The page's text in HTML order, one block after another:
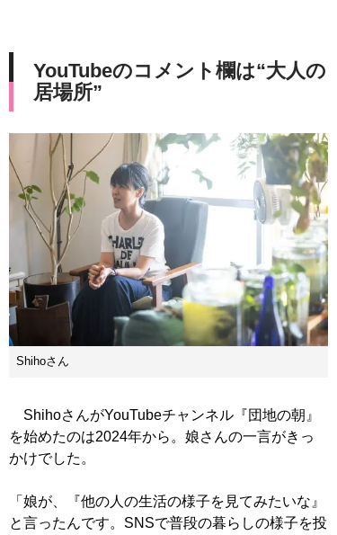
YouTubeのコメント欄は“大人の
居場所”
Shihoさん
ShihoさんがYouTubeチャンネル『団地の朝』
を始めたのは2024年から。娘さんの一言がきっ
かけでした。
「娘が、『他の人の生活の様子を見てみたいな』
と言ったんです。SNSで普段の暮らしの様子を投